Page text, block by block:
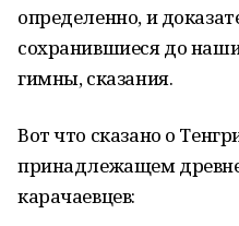
определенно, и
сохранившиеся до
гимны, сказания.
Вот что сказано о
принадлежащем
карачаевцев: